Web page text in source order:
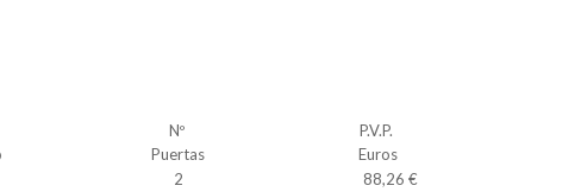
Nº
P.V.P.
Puertas
Euros
2
88,26 €